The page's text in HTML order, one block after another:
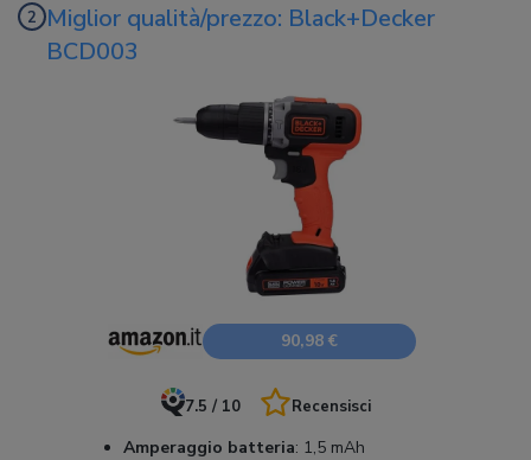
Miglior qualità/prezzo: Black+Decker
BCD003
90,98 €
7.5 / 10 Recensisci
Amperaggio batteria: 1,5 mAh